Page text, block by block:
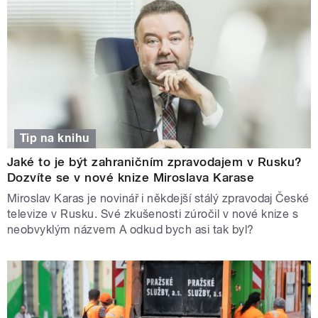
Tip na knihu
Jaké to je být zahraničním zpravodajem v Rusku?
Dozvíte se v nové knize Miroslava Karase
Miroslav Karas je novinář i někdejší stálý zpravodaj České
televize v Rusku. Své zkušenosti zúročil v nové knize s
neobvyklým názvem A odkud bych asi tak byl?